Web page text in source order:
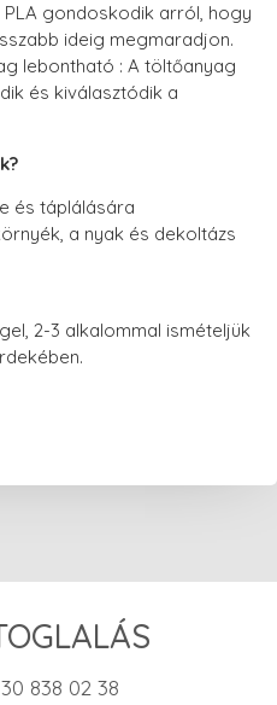
gondoskodik arról, hogy
ideig megmaradjon.
lebontható : A töltőanyag
és kiválasztódik a
és táplálására
a nyak és dekoltázs
2-3 alkalommal ismételjük
838 02 38